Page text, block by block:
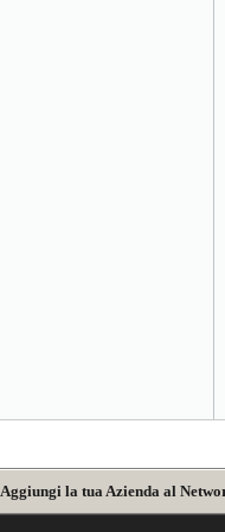
Aggiungi la tua Azienda al